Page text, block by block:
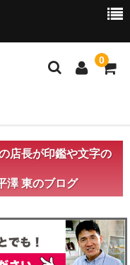
0
店長が印鑑や文字の
澤 東のブログ